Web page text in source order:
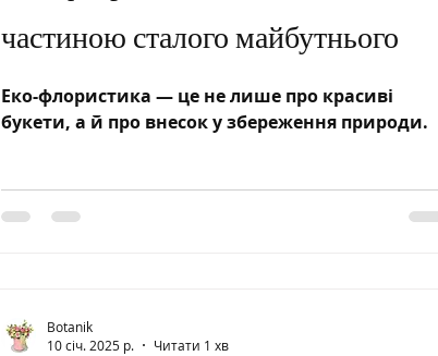
частиною сталого майбутнього
Еко-флористика — це не лише про красиві
букети, а й про внесок у збереження природи.
Botanik
10 січ. 2025 р.
Читати 1 хв